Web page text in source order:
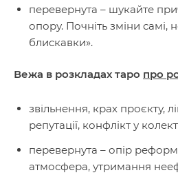
перевернута – шукайте
опору. Почніть зміни самі,
блискавки».
Вежа в розкладах таро про
звільнення, крах проєкту,
репутації, конфлікт у
перевернута – опір
атмосфера, утримання